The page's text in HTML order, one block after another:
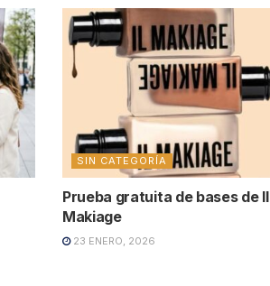
SIN CATEGORÍA
Prueba gratuita de bases de Il
Makiage
23 ENERO, 2026